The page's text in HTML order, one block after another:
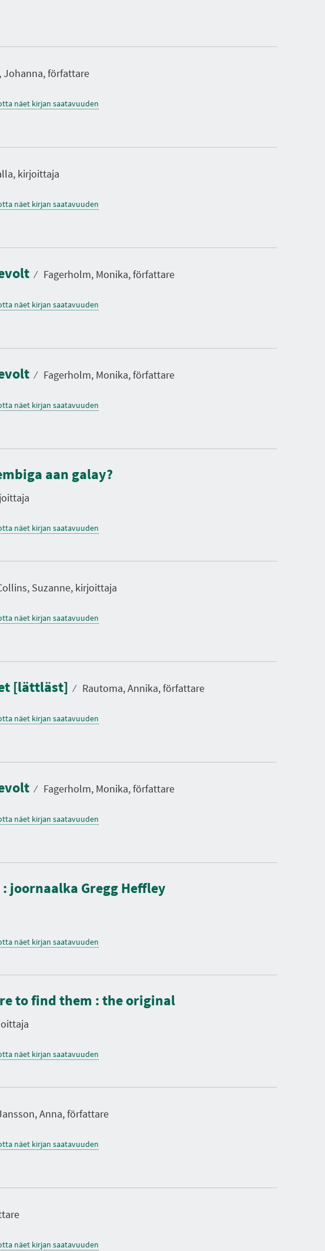
författare
näet kirjan saatavuuden
kirjoittaja
näet kirjan saatavuuden
⁄ Fagerholm, Monika, författare
näet kirjan saatavuuden
⁄ Fagerholm, Monika, författare
näet kirjan saatavuuden
aan galay?
näet kirjan saatavuuden
Suzanne, kirjoittaja
näet kirjan saatavuuden
[lättläst] ⁄ Rautoma, Annika, författare
näet kirjan saatavuuden
⁄ Fagerholm, Monika, författare
näet kirjan saatavuuden
joornaalka Gregg Heffley
näet kirjan saatavuuden
to find them : the original
näet kirjan saatavuuden
Anna, författare
näet kirjan saatavuuden
näet kirjan saatavuuden